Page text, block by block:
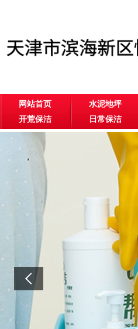
网站首页 水泥地坪
开荒保洁
日常保洁
公司相册